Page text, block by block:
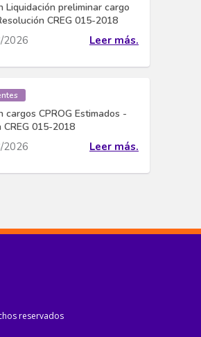
Liquidación preliminar cargo
CREG 015-2018
2026 Leer más.
cargos CPROG Estimados -
CREG 015-2018
2026 Leer más.
reservados